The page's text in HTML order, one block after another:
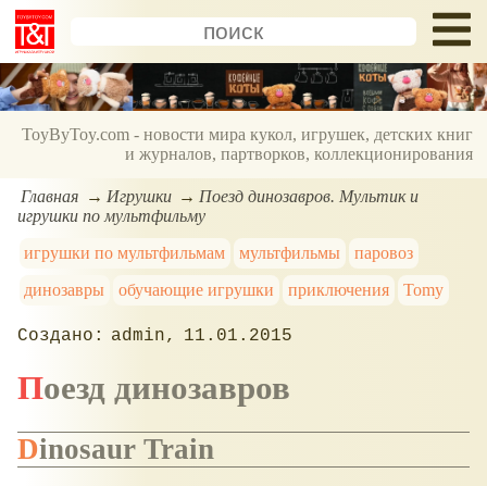
ToyByToy.com - новости мира кукол, игрушек, детских книг
и журналов, партворков, коллекционирования
Главная Игрушки
Поезд динозавров. Мультик и
игрушки по мультфильму
игрушки по мультфильмам
мультфильмы
паровоз
динозавры
обучающие игрушки приключения Tomy
admin 11.01.2015
Поезд динозавров
Dinosaur Train